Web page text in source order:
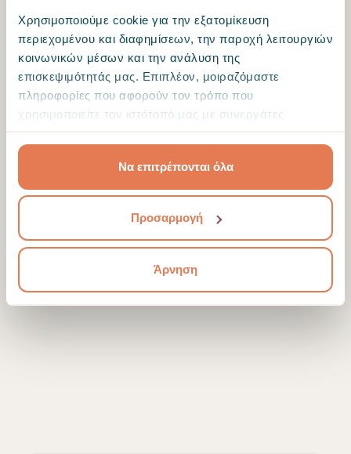
Χρησιμοποιούμε cookie για την εξατομίκευση
περιεχομένου και διαφημίσεων, την παροχή λειτουργιών
κοινωνικών μέσων και την ανάλυση της
επισκεψιμότητάς μας. Επιπλέον, μοιραζόμαστε
πληροφορίες που αφορούν τον τρόπο που
χρησιμοποιείτε τον ιστότοπό μας με συνεργάτες
οποίοι ενδεχομένως να τις συνδυάσουν με άλλες
πληροφορίες που τους έχετε παραχωρήσει ή τις οποίες
έχουν συλλέξει σε σχέση με την από μέρους σας χρήση
των υπηρεσιών τους.
Να επιτρέπονται όλα
Προσαρμογή
Άρνηση